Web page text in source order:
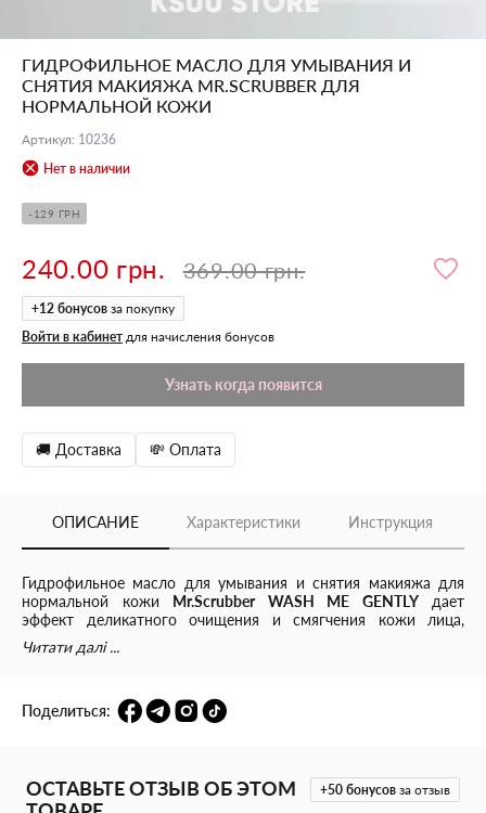
ГИДРОФИЛЬНОЕ МАСЛО ДЛЯ УМЫВАНИЯ И
СНЯТИЯ МАКИЯЖА MR.SCRUBBER ДЛЯ
НОРМАЛЬНОЙ КОЖИ
Артикул: 10236
Нет в наличии
-129 ГРН
240.00 грн. 369.00 грн.
+12 бонусов за покупку
Войти в кабинет для начисления бонусов
Узнать когда появится
🚚 Доставка 💸 Оплата
ОПИСАНИЕ Характеристики Инструкция
Гидрофильное масло для умывания и снятия макияжа для
нормальной кожи Mr.Scrubber WASH ME GENTLYдает
эффект деликатного очищения и смягчения кожи лица,
улучшения ее тона и текстуры, предотвращает раздражение,
возникновение ощущения сухости, стянутости или
Читати далі ...
Поделиться:
+50 бонусов за отзыв
ОСТАВЬТЕ ОТЗЫВ ОБ ЭТОМ